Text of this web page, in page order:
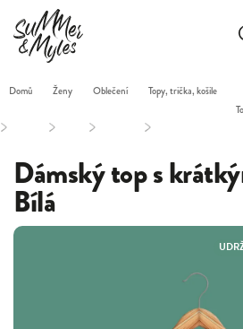
Domů
/
Ženy
/
Oblečení
/
Topy, trička, košile
/
Dámský top s
Bílá